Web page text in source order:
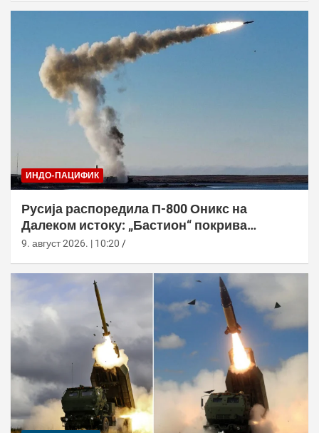
ИНДО-ПАЦИФИК
Русија распоредила П-800 Оникс на
Далеком истоку: „Бастион“ покрива
Куриле, Камчатку и Чукотку
9. август 2026. | 10:20